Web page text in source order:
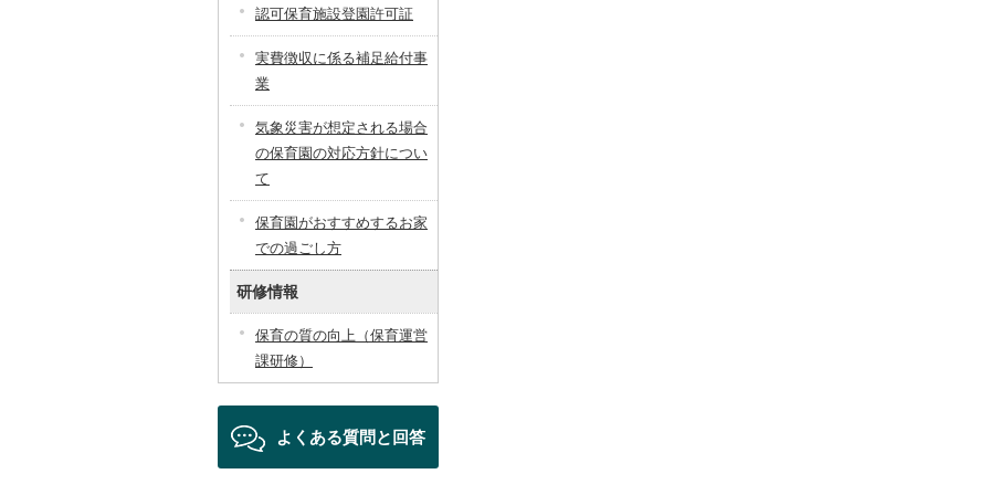
認可保育施設登園許可証
実費徴収に係る補足給付事
業
気象災害が想定される場合
の保育園の対応方針につい
て
保育園がおすすめするお家
での過ごし方
研修情報
保育の質の向上（保育運営
課研修）
よくある質問と回答